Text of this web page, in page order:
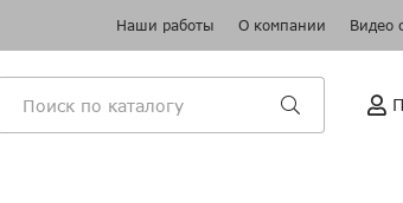
Наши работы О компании Видео